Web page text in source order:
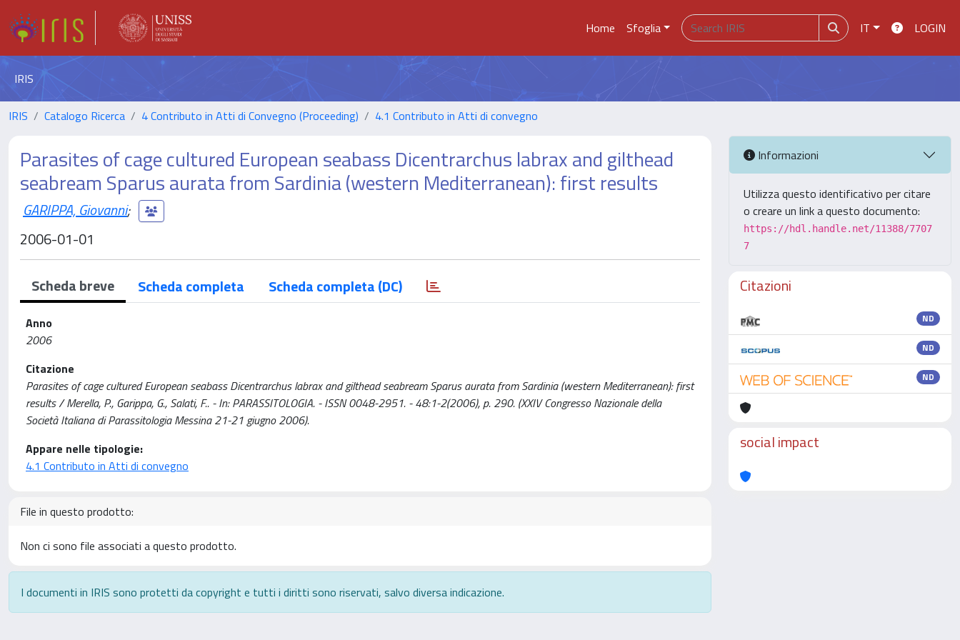
Home Sfoglia IT LOGIN
IRIS
IRIS Catalogo Ricerca 4 Contributo in Atti di Convegno (Proceeding) 4.1 Contributo in Atti di convegno
Parasites of cage cultured European seabass Dicentrarchus labrax and gilthead
seabream Sparus aurata from Sardinia (western Mediterranean): first results
GARIPPA, Giovanni;
2006-01-01
Scheda breve Scheda completa Scheda completa (DC)
Anno
2006
Citazione
Parasites of cage cultured European seabass Dicentrarchus labrax and gilthead seabream Sparus aurata from Sardinia (western Mediterranean): first
results / Merella, P., Garippa, G., Salati, F.. - In: PARASSITOLOGIA. - ISSN 0048-2951. - 48:1-2(2006), p. 290. (XXIV Congresso Nazionale della
Società Italiana di Parassitologia Messina 21-21 giugno 2006).
Appare nelle tipologie:
4.1 Contributo in Atti di convegno
File in questo prodotto:
Non ci sono file associati a questo prodotto.
I documenti in IRIS sono protetti da copyright e tutti i diritti sono riservati, salvo diversa indicazione.
Informazioni
Utilizza questo identificativo per citare
o creare un link a questo documento:
https://hdl.handle.net/11388/7707
7
Citazioni
ND
ND
ND
social impact